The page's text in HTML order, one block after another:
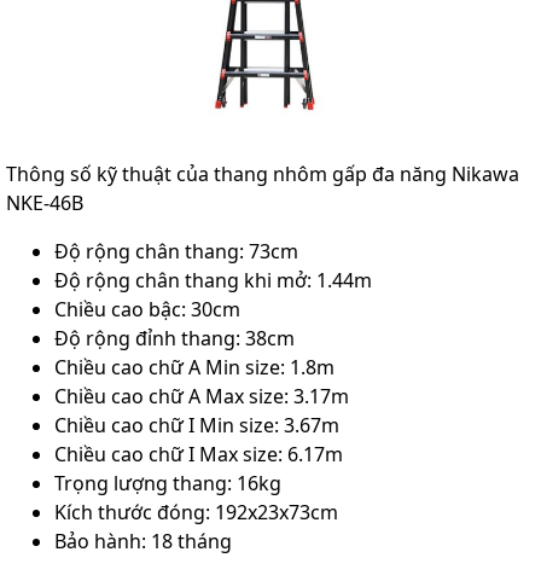
Thông số kỹ thuật của thang nhôm gấp đa năng Nikawa
NKE-46B
Độ rộng chân thang: 73cm
Độ rộng chân thang khi mở: 1.44m
Chiều cao bậc: 30cm
Độ rộng đỉnh thang: 38cm
Chiều cao chữ A Min size: 1.8m
Chiều cao chữ A Max size: 3.17m
Chiều cao chữ I Min size: 3.67m
Chiều cao chữ I Max size: 6.17m
Trọng lượng thang: 16kg
Kích thước đóng: 192x23x73cm
Bảo hành: 18 tháng